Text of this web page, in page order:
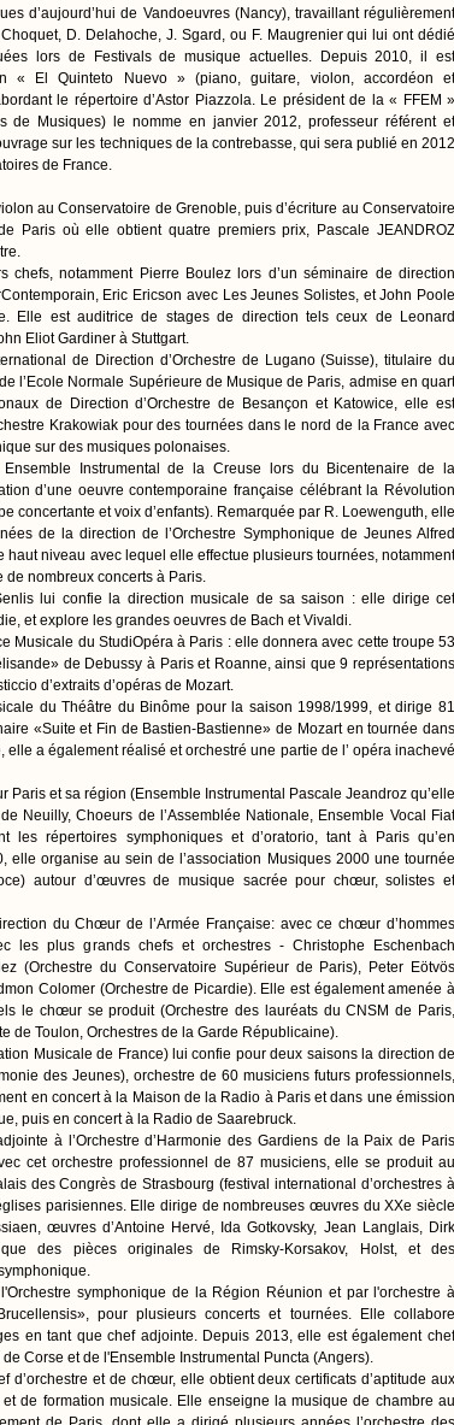
d’aujourd’hui de Vandoeuvres (Nancy), travaillant régulièrement
D. Delahoche, J. Sgard, ou F. Maugrenier qui lui ont dédié
lors de Festivals de musique actuelles. Depuis 2010, il est
« El Quinteto Nuevo » (piano, guitare, violon, accordéon et
le répertoire d’Astor Piazzola. Le président de la « FFEM »
de Musiques) le nomme en janvier 2012, professeur référent et
sur les techniques de la contrebasse, qui sera publié en 2012
de France.
au Conservatoire de Grenoble, puis d’écriture au Conservatoire
Paris où elle obtient quatre premiers prix, Pascale JEANDROZ
chefs, notamment Pierre Boulez lors d’un séminaire de direction
Eric Ericson avec Les Jeunes Solistes, et John Poole
Elle est auditrice de stages de direction tels ceux de Leonard
Eliot Gardiner à Stuttgart.
de Direction d’Orchestre de Lugano (Suisse), titulaire du
l’Ecole Normale Supérieure de Musique de Paris, admise en quart
de Direction d’Orchestre de Besançon et Katowice, elle est
Krakowiak pour des tournées dans le nord de la France avec
sur des musiques polonaises.
Instrumental de la Creuse lors du Bicentenaire de la
d’une oeuvre contemporaine française célébrant la Révolution
concertante et voix d’enfants). Remarquée par R. Loewenguth, elle
de la direction de l’Orchestre Symphonique de Jeunes Alfred
haut niveau avec lequel elle effectue plusieurs tournées, notamment
nombreux concerts à Paris.
lui confie la direction musicale de sa saison : elle dirige cet
et explore les grandes oeuvres de Bach et Vivaldi.
Musicale du StudiOpéra à Paris : elle donnera avec cette troupe 53
de Debussy à Paris et Roanne, ainsi que 9 représentations
d’extraits d’opéras de Mozart.
du Théâtre du Binôme pour la saison 1998/1999, et dirige 81
«Suite et Fin de Bastien-Bastienne» de Mozart en tournée dans
elle a également réalisé et orchestré une partie de l’ opéra inachevé
Paris et sa région (Ensemble Instrumental Pascale Jeandroz qu’elle
Neuilly, Choeurs de l’Assemblée Nationale, Ensemble Vocal Fiat
les répertoires symphoniques et d’oratorio, tant à Paris qu’en
elle organise au sein de l’association Musiques 2000 une tournée
autour d’œuvres de musique sacrée pour chœur, solistes et
du Chœur de l’Armée Française: avec ce chœur d’hommes
les plus grands chefs et orchestres - Christophe Eschenbach
(Orchestre du Conservatoire Supérieur de Paris), Peter Eötvös
Colomer (Orchestre de Picardie). Elle est également amenée à
le chœur se produit (Orchestre des lauréats du CNSM de Paris,
de Toulon, Orchestres de la Garde Républicaine).
Musicale de France) lui confie pour deux saisons la direction de
des Jeunes), orchestre de 60 musiciens futurs professionnels,
en concert à la Maison de la Radio à Paris et dans une émission
puis en concert à la Radio de Saarebruck.
à l’Orchestre d’Harmonie des Gardiens de la Paix de Paris
cet orchestre professionnel de 87 musiciens, elle se produit au
des Congrès de Strasbourg (festival international d’orchestres à
parisiennes. Elle dirige de nombreuses œuvres du XXe siècle
œuvres d’Antoine Hervé, Ida Gotkovsky, Jean Langlais, Dirk
des pièces originales de Rimsky-Korsakov, Holst, et des
symphonique de la Région Réunion et par l'orchestre à
pour plusieurs concerts et tournées. Elle collabore
en tant que chef adjointe. Depuis 2013, elle est également chef
Corse et de l'Ensemble Instrumental Puncta (Angers).
d’orchestre et de chœur, elle obtient deux certificats d’aptitude aux
et de formation musicale. Elle enseigne la musique de chambre au